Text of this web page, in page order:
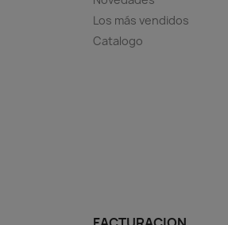
Los más vendidos
Catalogo